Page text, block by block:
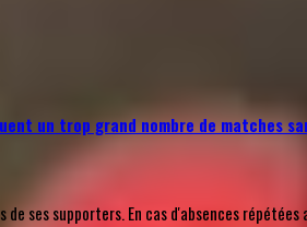
un trop grand nombre de matches
ses supporters. En cas d'absences